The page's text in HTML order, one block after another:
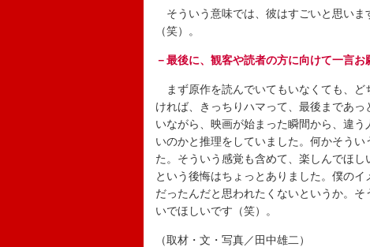
そういう意味では、彼はすごいと思いま
（笑）。
－最後に、観客や読者の方に向けて一言お
まず原作を読んでいてもいなくても、ど
ければ、きっちりハマって、最後まであ
いながら、映画が始まった瞬間から、違
いのかと推理をしていました。何かそう
た。そういう感覚も含めて、楽しんでほ
という後悔はちょっとありました。僕の
だったんだと思われたくないというか。
いでほしいです（笑）。
（取材・文・写真／田中雄二）